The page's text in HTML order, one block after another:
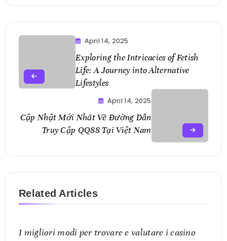
April 14, 2025
Exploring the Intricacies of Fetish
Life: A Journey into Alternative
Lifestyles
April 14, 2025
Cập Nhật Mới Nhất Về Đường Dẫn
Truy Cập QQ88 Tại Việt Nam
Related Articles
I migliori modi per trovare e valutare i casino